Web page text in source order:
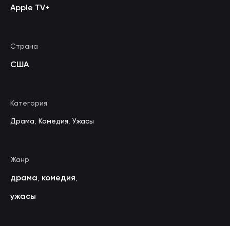
Apple TV+
Страна
США
Категория
Драма Комедия Ужасы
Жанр
драма комедия
ужасы